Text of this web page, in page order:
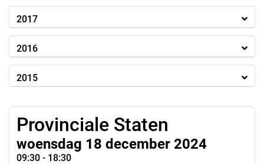
2017
2016
2015
Provinciale Staten
woensdag 18 december 2024
09:30 - 18:30